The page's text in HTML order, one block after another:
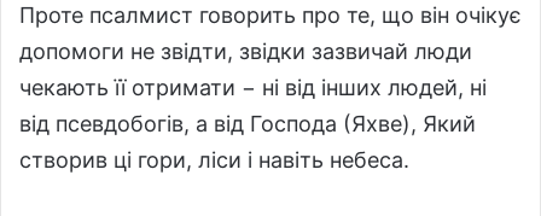
Проте псалмист говорить про те, що він очікує
допомоги не звідти, звідки зазвичай люди
чекають її отримати − ні від інших людей, ні
від псевдобогів, а від Господа (Яхве), Який
створив ці гори, ліси і навіть небеса.